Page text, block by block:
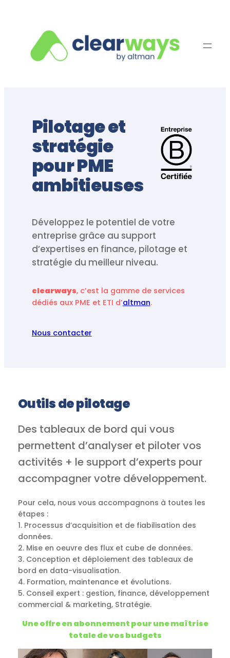
Pilotage et
stratégie
pour PME
ambitieuses
Développez le potentiel de votre
entreprise grâce au support
d’expertises en finance, pilotage et
stratégie du meilleur niveau.
clearways, c’est la gamme de services
dédiés aux PME et ETI d’altman.
Nous contacter
Outils de pilotage
Des tableaux de bord qui vous
permettent d’analyser et piloter vos
activités + le support d’experts pour
accompagner votre développement.
Pour cela, nous vous accompagnons à toutes les
étapes :
1. Processus d’acquisition et de fiabilisation des
données.
2. Mise en oeuvre des flux et cube de données.
3. Conception et déploiement des tableaux de
bord en data-visualisation.
4. Formation, maintenance et évolutions.
5. Conseil expert : gestion, finance, développement
commercial & marketing, Stratégie.
Une offre en abonnement pour une maîtrise
totale de vos budgets